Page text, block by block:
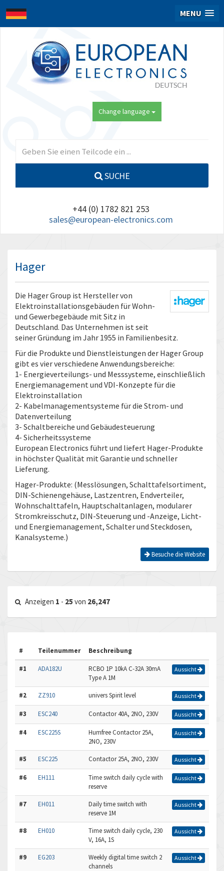
MENU
Change language
SUCHE
+44 (0) 1782 821 253
sales@european-electronics.com
Hager
Die Hager Group ist Hersteller von
Elektroinstallationsgebäuden für Wohn-
und Gewerbegebäude mit Sitz in
Deutschland. Das Unternehmen ist seit
seiner Gründung im Jahr 1955 in Familienbesitz.
Für die Produkte und Dienstleistungen der Hager Group
gibt es vier verschiedene Anwendungsbereiche:
1- Energieverteilungs- und Messsysteme, einschließlich
Energiemanagement und VDI-Konzepte für die
Elektroinstallation
2- Kabelmanagementsysteme für die Strom- und
Datenverteilung
3- Schaltbereiche und Gebäudesteuerung
4- Sicherheitssysteme
European Electronics führt und liefert Hager-Produkte
in höchster Qualität mit Garantie und schneller
Lieferung.
Hager-Produkte: (Messlösungen, Schalttafelsortiment,
DIN-Schienengehäuse, Lastzentren, Endverteiler,
Wohnschalttafeln, Hauptschaltanlagen, modularer
Stromkreisschutz, DIN-Steuerung und -Anzeige, Licht-
und Energiemanagement, Schalter und Steckdosen,
Kanalsysteme.)
Besuche die Website
Anzeigen 1 - 25 von 26,247
# Teilenummer Beschreibung
#1 ADA182U
RCBO 1P 10kA C-32A 30mA
Type A 1M
Aussicht
#2 ZZ910 univers Spirit level Aussicht
#3 ESC240 Contactor 40A, 2NO, 230V Aussicht
#4 ESC225S
Humfree Contactor 25A,
2NO, 230V
Aussicht
#5 ESC225 Contactor 25A, 2NO, 230V Aussicht
#6 EH111
Time switch daily cycle with
reserve
Aussicht
#7 EH011
Daily time switch with
reserve 1M
Aussicht
#8 EH010
Time switch daily cycle, 230
V, 16A, 1S
Aussicht
#9 EG203
Weekly digital time switch 2
channels
Aussicht